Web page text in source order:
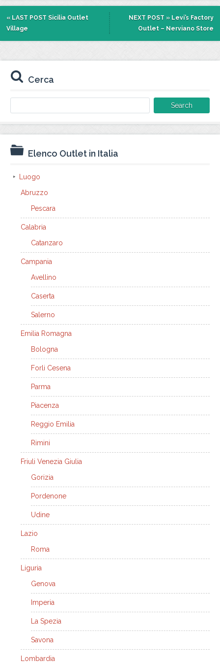
« LAST POST Sicilia Outlet
Village
NEXT POST » Levi’s Factory
Outlet – Nerviano Store
Cerca
for:
Elenco Outlet in Italia
Luogo
Abruzzo
Pescara
Calabria
Catanzaro
Campania
Avellino
Caserta
Salerno
Emilia Romagna
Bologna
Forli Cesena
Parma
Piacenza
Reggio Emilia
Rimini
Friuli Venezia Giulia
Gorizia
Pordenone
Udine
Lazio
Roma
Liguria
Genova
Imperia
La Spezia
Savona
Lombardia